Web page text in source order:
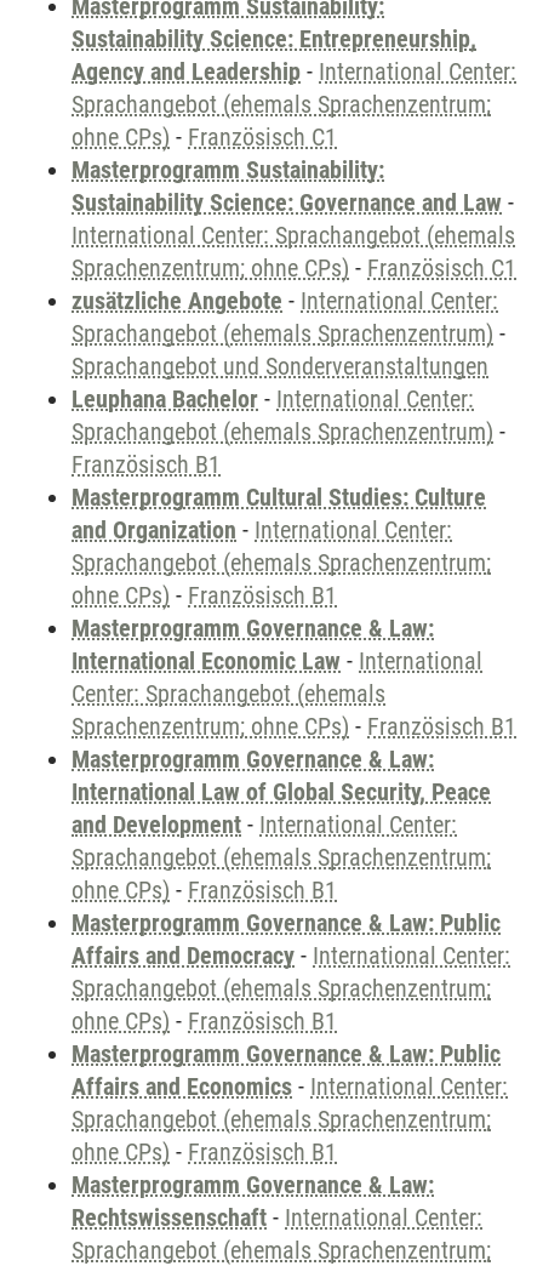
Masterprogramm Sustainability:
Sustainability Science: Entrepreneurship,
Agency and Leadership - International Center:
Sprachangebot (ehemals Sprachenzentrum;
ohne CPs) - Französisch C1
Masterprogramm Sustainability:
Sustainability Science: Governance and Law -
International Center: Sprachangebot (ehemals
Sprachenzentrum; ohne CPs) - Französisch C1
zusätzliche Angebote - International Center:
Sprachangebot (ehemals Sprachenzentrum) -
Sprachangebot und Sonderveranstaltungen
Leuphana Bachelor - International Center:
Sprachangebot (ehemals Sprachenzentrum) -
Französisch B1
Masterprogramm Cultural Studies: Culture
and Organization - International Center:
Sprachangebot (ehemals Sprachenzentrum;
ohne CPs) - Französisch B1
Masterprogramm Governance & Law:
International Economic Law - International
Center: Sprachangebot (ehemals
Sprachenzentrum; ohne CPs) - Französisch B1
Masterprogramm Governance & Law:
International Law of Global Security, Peace
and Development - International Center:
Sprachangebot (ehemals Sprachenzentrum;
ohne CPs) - Französisch B1
Masterprogramm Governance & Law: Public
Affairs and Democracy - International Center:
Sprachangebot (ehemals Sprachenzentrum;
ohne CPs) - Französisch B1
Masterprogramm Governance & Law: Public
Affairs and Economics - International Center:
Sprachangebot (ehemals Sprachenzentrum;
ohne CPs) - Französisch B1
Masterprogramm Governance & Law:
Rechtswissenschaft - International Center:
Sprachangebot (ehemals Sprachenzentrum;